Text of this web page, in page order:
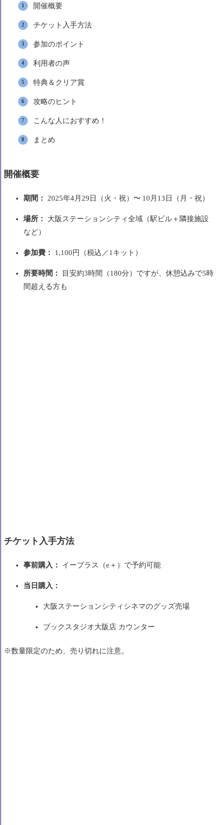
開催概要
チケット入手方法
参加のポイント
利用者の声
特典＆クリア賞
攻略のヒント
こんな人におすすめ！
まとめ
開催概要
期間： 2025年4月29日（火・祝）〜 10月13日（月・祝）
場所：
大阪ステーションシティ全域（駅ビル＋隣接施設
など）
参加費： 1,100円（税込／1キット）
所要時間：
目安約3時間（180分）ですが、休憩込みで5時
間超える方も
チケット入手方法
事前購入： イープラス（e＋）で予約可能
当日購入：
大阪ステーションシティシネマのグッズ売場
ブックスタジオ大阪店 カウンター
※数量限定のため、売り切れに注意。